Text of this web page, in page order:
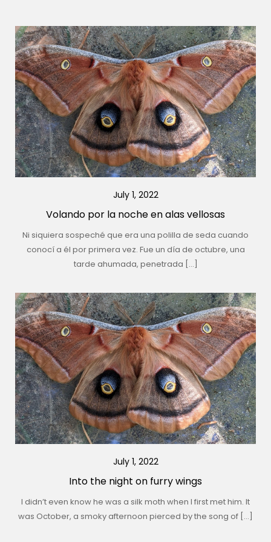
July 1, 2022
Volando por la noche en alas vellosas
Ni siquiera sospeché que era una polilla de seda cuando
conocí a él por primera vez. Fue un día de octubre, una
tarde ahumada, penetrada […]
July 1, 2022
Into the night on furry wings
I didn’t even know he was a silk moth when I first met him. It
was October, a smoky afternoon pierced by the song of […]